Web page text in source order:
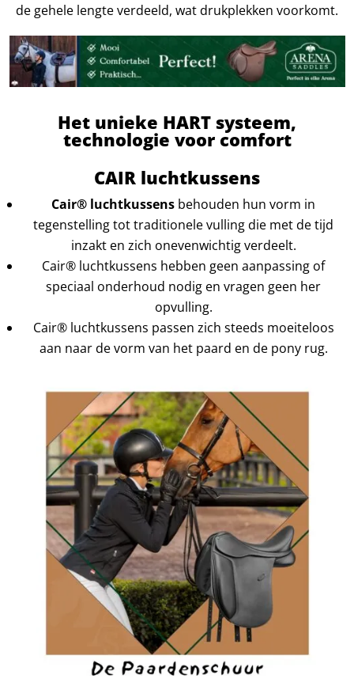
de gehele lengte verdeeld, wat drukplekken voorkomt.
Het unieke HART systeem,
technologie voor comfort
CAIR luchtkussens
Cair® luchtkussens behouden hun vorm in
tegenstelling tot traditionele vulling die met de tijd
inzakt en zich onevenwichtig verdeelt.
Cair® luchtkussens hebben geen aanpassing of
speciaal onderhoud nodig en vragen geen her
opvulling.
Cair® luchtkussens passen zich steeds moeiteloos
aan naar de vorm van het paard en de pony rug.